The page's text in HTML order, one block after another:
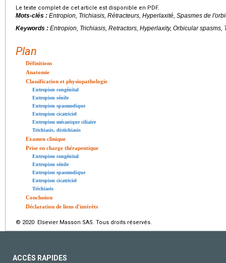
Le texte complet de cet article est disponible en PDF.
Mots-clés : Entropion, Trichiasis, Rétracteurs, Hyperlaxité, Spasmes de
Keywords : Entropion, Trichiasis, Retractors, Hyperlaxity, Orbicular spasms,
Plan
Définitions
Anatomie
Classification et physiopathologie
Entropion congénital
Entropion sénile
Entropion spasmodique
Entropion cicatriciel
Entropion mécanique ciliaire
Trichiasis, distichiasis
Examen clinique
Prise en charge thérapeutique
Entropion congénital
Entropion sénile
Entropion spasmodique
Entropion cicatriciel
Trichiasis
Conclusion
Déclaration de liens d'intérêts
© 2020 Elsevier Masson SAS. Tous droits réservés.
ACCÈS RAPIDES